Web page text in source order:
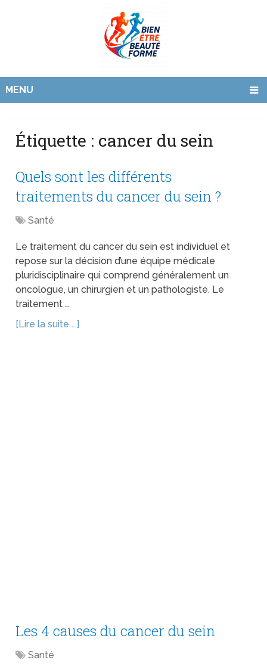
MENU
Étiquette : cancer du sein
Quels sont les différents
traitements du cancer du sein ?
Santé
Le traitement du cancer du sein est individuel et
repose sur la décision d’une équipe médicale
pluridisciplinaire qui comprend généralement un
oncologue, un chirurgien et un pathologiste. Le
traitement …
[Lire la suite ...]
Les 4 causes du cancer du sein
Santé